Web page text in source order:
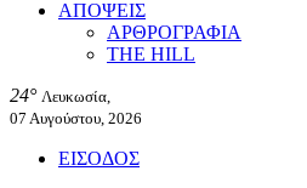
ΑΠΟΨΕΙΣ
ΑΡΘΡΟΓΡΑΦΙΑ
THE HILL
24° Λευκωσία,
07 Αυγούστου, 2026
ΕΙΣΟΔΟΣ